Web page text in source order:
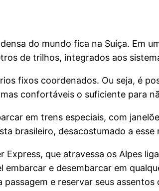
do mundo fica na Suíça. Em
de trilhos, integrados aos
fixos coordenados. Ou seja, é
confortáveis o suficiente para
em trens especiais, com
brasileiro, desacostumado a
que atravessa os Alpes
e desembarcar em
e reservar seus